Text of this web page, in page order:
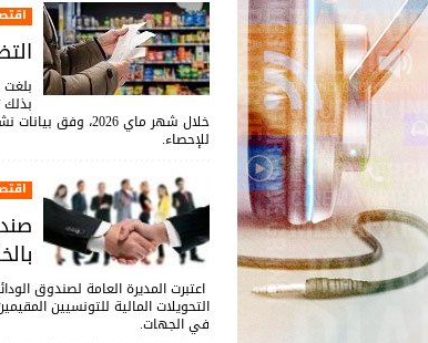
للإحصاء.
اعتبرت المديرة العامة لصندوق
التحويلات المالية للتونسيين
في الجهات.